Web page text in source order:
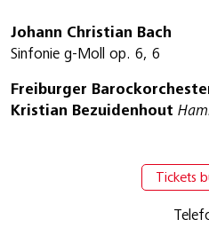
Johann Christian Bach
Sinfonie g-Moll op. 6, 6
Freiburger
Kristian Bezuidenhout
Tickets